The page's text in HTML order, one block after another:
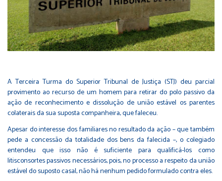
A Terceira Turma do Superior Tribunal de Justiça (STJ) deu parcial
provimento ao recurso de um homem para retirar do polo passivo da
ação de reconhecimento e dissolução de união estável os parentes
colaterais da sua suposta companheira, que faleceu.
Apesar do interesse dos familiares no resultado da ação – que também
pede a concessão da totalidade dos bens da falecida –, o colegiado
entendeu que isso não é suficiente para qualificá-los como
litisconsortes passivos necessários, pois, no processo a respeito da união
estável do suposto casal, não há nenhum pedido formulado contra eles.